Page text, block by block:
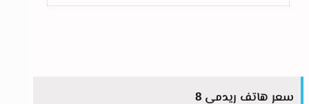
سعر هاتف ريدمي 8